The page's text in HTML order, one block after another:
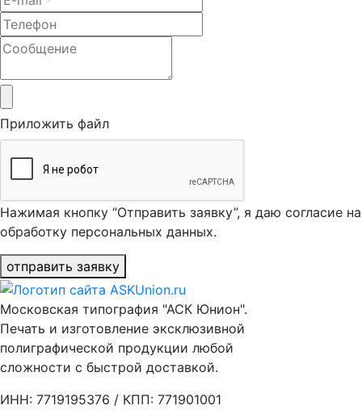
Приложить файл
Нажимая кнопку “Отправить заявку”, я даю согласие на
обработку персональных данных.
отправить заявку
Московская типография "АСК Юнион".
Печать и изготовление эксклюзивной
полиграфической продукции любой
сложности с быстрой доставкой.
ИНН: 7719195376 / КПП: 771901001